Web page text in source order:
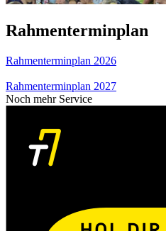
Rahmenterminplan
Rahmenterminplan 2026
Rahmenterminplan 2027
Noch mehr Service